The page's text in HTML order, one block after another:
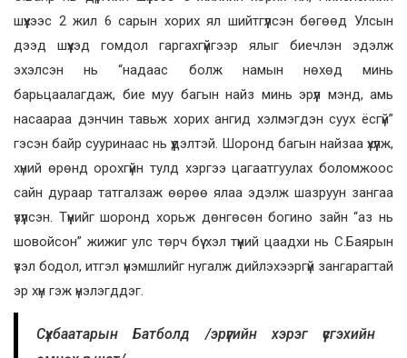
шүүхээс 2 жил 6 сарын хорих ял шийтгүүлсэн бөгөөд Улсын
дээд шүүхэд гомдол гаргахгүйгээр ялыг биечлэн эдэлж
эхэлсэн нь “надаас болж намын нөхөд минь
барьцаалагдаж, бие муу багын найз минь эрүүл мэнд, амь
насаараа дэнчин тавьж хорих ангид хэлмэгдэн суух ёсгүй”
гэсэн байр сууринаас нь үүдэлтэй. Шоронд багын найзаа үхүүлж,
хүний өрөнд орохгүйн тулд хэргээ цагаатгуулах боломжоос
сайн дураар татгалзаж өөрөө ялаа эдэлж шазруун зангаа
үзүүлсэн. Түүнийг шоронд хорьж дөнгөсөн богино зайн “аз нь
шовойсон” жижиг улс төрч бүү хэл түүний цаадхи нь С.Баярын
үзэл бодол, итгэл үнэмшлийг нугалж дийлэхээргүй зангарагтай
эр хүн гэж үнэлэгддэг.
Сүхбаатарын Батболд /эрүүгийн хэрэг үүсгэхийн